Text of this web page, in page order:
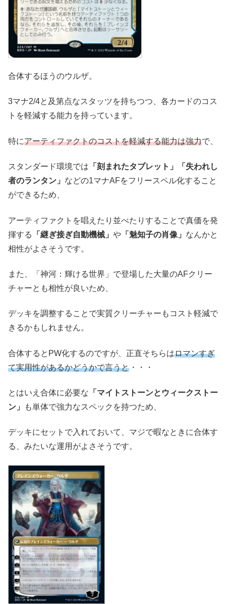
合体するほうのウルザ。
3マナ2/4と及第点なスタッツを持ちつつ、各カードのコス
トを軽減する能力を持っています。
特にアーティファクトのコストを軽減する能力は強力で、
スタンダード環境では 「刻まれたタブレット」「失われし
者のランタン」 などの1マナAFをフリースペル化すること
ができるため、
アーティファクトを唱えたり並べたりすることで真価を発
揮する
「継ぎ接ぎ自動機械」 や 「魅知子の肖像」 なんかと
相性がよさそうです。
また、「神河：輝ける世界」で登場した大量のAFクリー
チャーとも相性が良いため、
デッキを調整することで実質クリーチャーもコスト軽減で
きるかもしれません。
合体するとPW化するのですが、正直そちらはロマンすぎ
て実用性があるかどうかで言うと ・・・
とはいえ合体に必要な 「マイトストーンとウィークストー
ン」
も単体で強力なスペックを持つため、
デッキにセットで入れておいて、マジで暇なときに合体す
る、みたいな運用がよさそうです。